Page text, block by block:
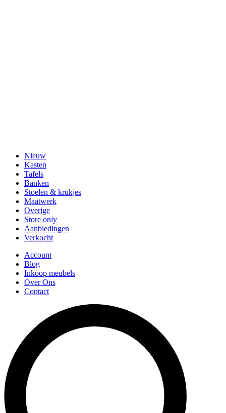
Nieuw
Kasten
Tafels
Banken
Stoelen & krukjes
Maatwerk
Overige
Store only
Aanbiedingen
Verkocht
Account
Blog
Inkoop meubels
Over Ons
Contact